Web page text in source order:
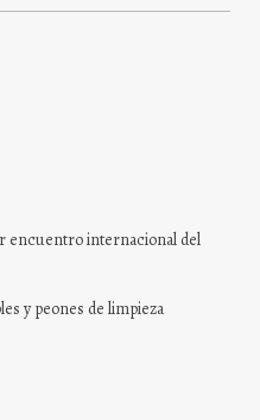
encuentro internacional del
y peones de limpieza